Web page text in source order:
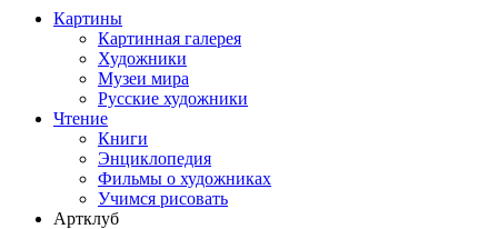
Картины
Картинная галерея
Художники
Музеи мира
Русские художники
Чтение
Книги
Энциклопедия
Фильмы о художниках
Учимся рисовать
Артклуб